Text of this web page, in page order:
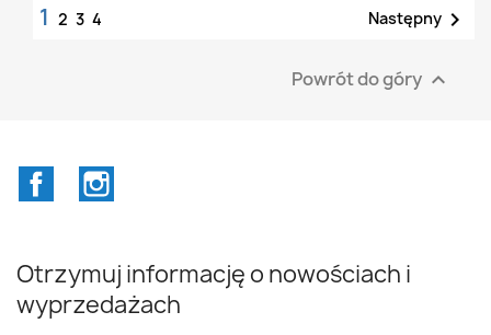
1 2 3 4 Następny 
Powrót do góry 
Facebook
Otrzymuj informację o nowościach i
wyprzedażach